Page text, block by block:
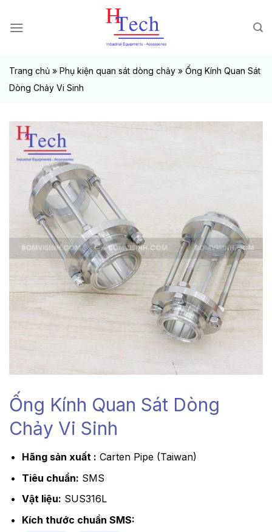
đến
Trang chủ » Phụ kiện quan sát dòng chảy » Ống Kính Quan Sát
Dòng Chảy Vi Sinh
Ống Kính Quan Sát Dòng
Chảy Vi Sinh
Hãng sản xuất : Carten Pipe (Taiwan)
Tiêu chuẩn: SMS
Vật liệu: SUS316L
Kích thước chuẩn SMS: